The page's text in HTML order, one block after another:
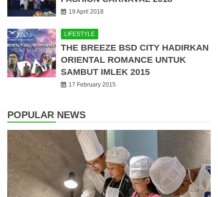
19 April 2018
LIFESTYLE
THE BREEZE BSD CITY HADIRKAN
ORIENTAL ROMANCE UNTUK
SAMBUT IMLEK 2015
17 February 2015
POPULAR NEWS